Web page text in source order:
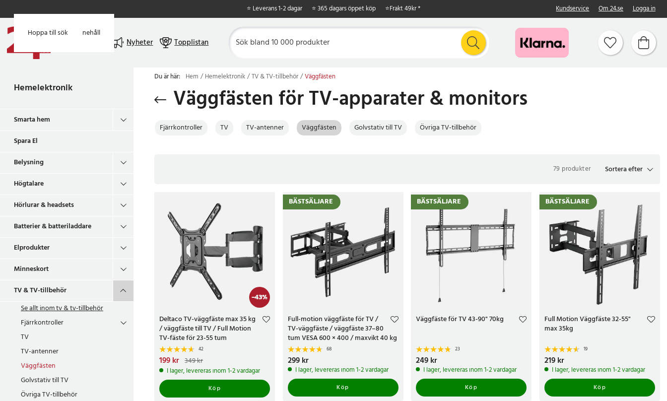
Hoppa till huvudinnehåll
Hoppa till sök
⭐ Leverans 1-2 dagar ⭐ 365 dagars öppet köp ⭐Frakt 49kr * Kundservice Om 24.se Logga in
Nyheter Topplistan
Hemelektronik
Smarta hem
Spara El
Belysning
Högtalare
Hörlurar & headsets
Batterier & batteriladdare
Elprodukter
Minneskort
TV & TV-tillbehör
Se allt inomtv & tv-tillbehör
Fjärrkontroller
TV
TV-antenner
Väggfästen
Golvstativ till TV
Övriga TV-tillbehör
Du är här: Hem Hemelektronik TV & TV-tillbehör Väggfästen
Väggfästen för TV-apparater & monitors
Fjärrkontroller TV TV-antenner Väggfästen Golvstativ till TV Övriga TV-tillbehör
79 produkter Sortera efter
-43%
Deltaco TV-väggfäste max 35 kg
/ väggfäste till TV / Full Motion
TV-fäste för 23-55 tum
42
Nuvarande pris
349 kr
199 kr 349 kr
I lager, levereras inom 1-2 vardagar
Köp
BÄSTSÄLJARE
Full-motion väggfäste för TV /
TV-väggfäste / väggfäste 37–80
tum VESA 600 × 400 / maxvikt 40 kg
68
Pris:299 kr
299 kr
I lager, levereras inom 1-2 vardagar
Köp
BÄSTSÄLJARE
Väggfäste för TV 43-90" 70kg
23
Pris:249 kr
249 kr
I lager, levereras inom 1-2 vardagar
Köp
BÄSTSÄLJARE
Full Motion Väggfäste 32-55"
max 35kg
19
Pris :219 kr
219 kr
I lager, levereras inom 1-2 vardagar
Köp